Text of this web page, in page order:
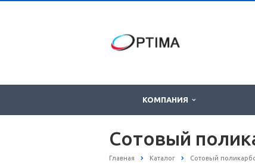
КОМПАНИЯ
Сотовый
Главная Каталог Сотовый